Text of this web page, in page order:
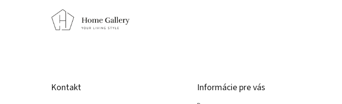
Kontakt Informácie pre vás